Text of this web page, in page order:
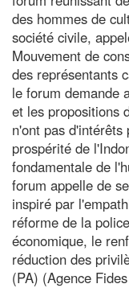
des hommes de
société civile,
Mouvement de
des représentants
le forum demande
et les propositions
n'ont pas
prospérité de
fondamentale de
forum appelle de
inspiré par
réforme de la
économique, le
réduction des
(PA) (Agence